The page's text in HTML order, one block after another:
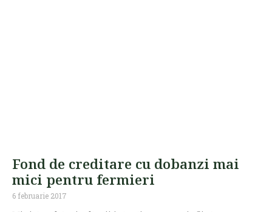
Fond de creditare cu dobanzi mai
mici pentru fermieri
6 februarie 2017